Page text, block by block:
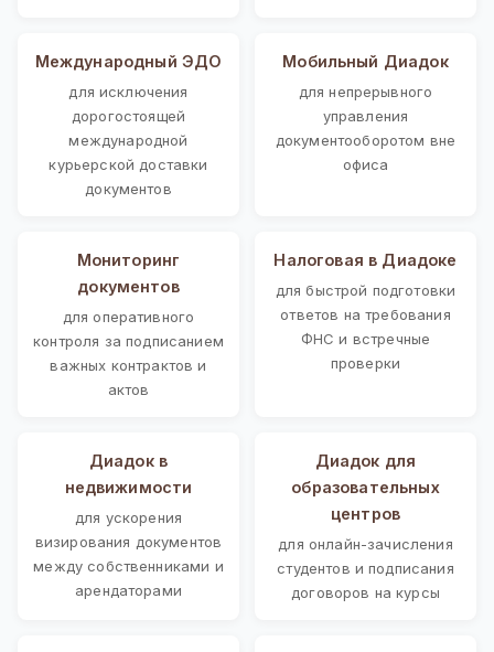
Международный ЭДО
для исключения
дорогостоящей
международной
курьерской доставки
документов
Мобильный Диадок
для непрерывного
управления
документооборотом вне
офиса
Мониторинг
документов
для оперативного
контроля за подписанием
важных контрактов и
актов
Налоговая в Диадоке
для быстрой подготовки
ответов на требования
ФНС и встречные
проверки
Диадок в
недвижимости
для ускорения
визирования документов
между собственниками и
арендаторами
Диадок для
образовательных
центров
для онлайн-зачисления
студентов и подписания
договоров на курсы